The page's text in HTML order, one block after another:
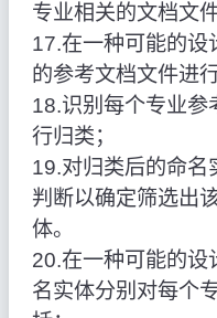
专业相关的文档文件
17.在一种可能的设
的参考文档文件进
18.识别每个专业参
行归类；
19.对归类后的命名
判断以确定筛选出
体。
20.在一种可能的设
名实体分别对每个